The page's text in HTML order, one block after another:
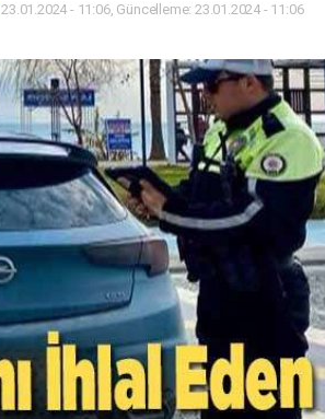
23.01.2024 - 11:06, Güncelleme: 23.01.2024 - 11:06